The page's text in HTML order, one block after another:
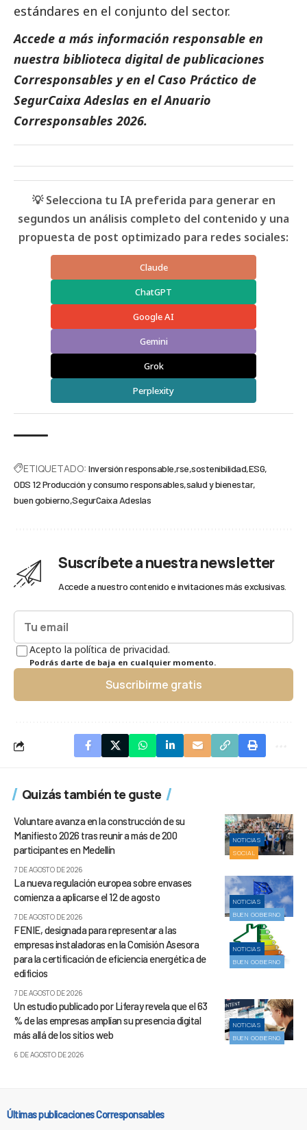
estándares en el conjunto del sector.
Accede a más información responsable en
nuestra biblioteca digital de publicaciones
Corresponsables y en el Caso Práctico de
SegurCaixa Adeslas en elAnuario
Corresponsables 2026.
💡 Selecciona tu IA preferida para generar en
segundos un análisis completo del contenido y una
propuesta de post optimizado para redes sociales:
Claude
ChatGPT
Google AI
Gemini
Grok
Perplexity
ETIQUETADO: Inversión responsable rse sostenibilidad ESG
ODS 12 Producción y consumo responsables salud y bienestar
buen gobierno SegurCaixa Adeslas
Suscríbete a nuestra newsletter
Accede a nuestro contenido e invitaciones más exclusivas.
Acepto la política de privacidad.
Podrás darte de baja en cualquier momento.
Suscribirme gratis
Quizás también te guste
NOTICIAS
SOCIAL
Voluntare avanza en la construcción de su
Manifiesto 2026 tras reunir a más de 200
participantes en Medellín
7 DE AGOSTO DE 2026
NOTICIAS
BUEN GOBIERNO
La nueva regulación europea sobre envases
comienza a aplicarse el 12 de agosto
7 DE AGOSTO DE 2026
NOTICIAS
BUEN GOBIERNO
FENIE, designada para representar a las
empresas instaladoras en la Comisión Asesora
para la certificación de eficiencia energética de
edificios
7 DE AGOSTO DE 2026
NOTICIAS
BUEN GOBIERNO
Un estudio publicado por Liferay revela que el 63
% de las empresas amplían su presencia digital
más allá de los sitios web
6 DE AGOSTO DE 2026
Últimas publicaciones Corresponsables